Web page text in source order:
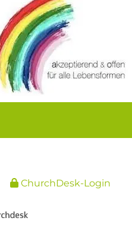
ChurchDesk-Login